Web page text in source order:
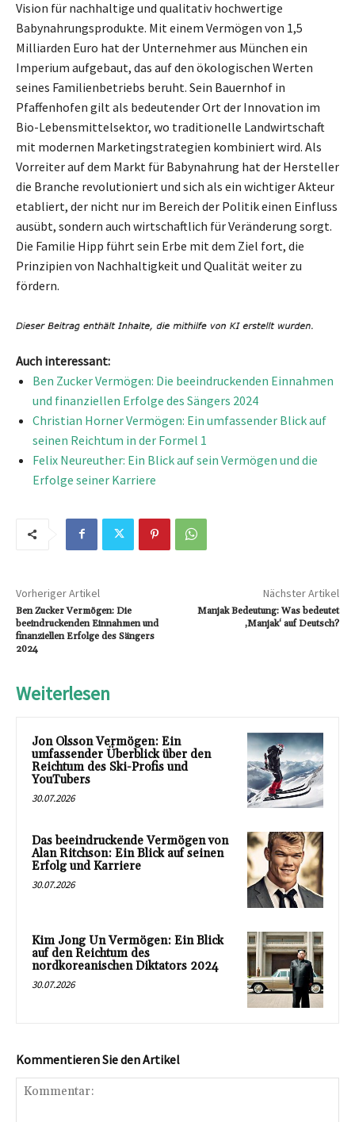
Vision für nachhaltige und qualitativ hochwertige
Babynahrungsprodukte. Mit einem Vermögen von 1,5
Milliarden Euro hat der Unternehmer aus München ein
Imperium aufgebaut, das auf den ökologischen Werten
seines Familienbetriebs beruht. Sein Bauernhof in
Pfaffenhofen gilt als bedeutender Ort der Innovation im
Bio-Lebensmittelsektor, wo traditionelle Landwirtschaft
mit modernen Marketingstrategien kombiniert wird. Als
Vorreiter auf dem Markt für Babynahrung hat der Hersteller
die Branche revolutioniert und sich als ein wichtiger Akteur
etabliert, der nicht nur im Bereich der Politik einen Einfluss
ausübt, sondern auch wirtschaftlich für Veränderung sorgt.
Die Familie Hipp führt sein Erbe mit dem Ziel fort, die
Prinzipien von Nachhaltigkeit und Qualität weiter zu
fördern.
Auch interessant:
Ben Zucker Vermögen: Die beeindruckenden Einnahmen
und finanziellen Erfolge des Sängers 2024
Christian Horner Vermögen: Ein umfassender Blick auf
seinen Reichtum in der Formel 1
Felix Neureuther: Ein Blick auf sein Vermögen und die
Erfolge seiner Karriere
Vorheriger Artikel
Ben Zucker Vermögen: Die
beeindruckenden Einnahmen und
finanziellen Erfolge des Sängers
2024
Nächster Artikel
Manjak Bedeutung: Was bedeutet
‚Manjak‘ auf Deutsch?
Weiterlesen
Jon Olsson Vermögen: Ein
umfassender Überblick über den
Reichtum des Ski-Profis und
YouTubers
30.07.2026
Das beeindruckende Vermögen von
Alan Ritchson: Ein Blick auf seinen
Erfolg und Karriere
30.07.2026
Kim Jong Un Vermögen: Ein Blick
auf den Reichtum des
nordkoreanischen Diktators 2024
30.07.2026
Kommentieren Sie den Artikel